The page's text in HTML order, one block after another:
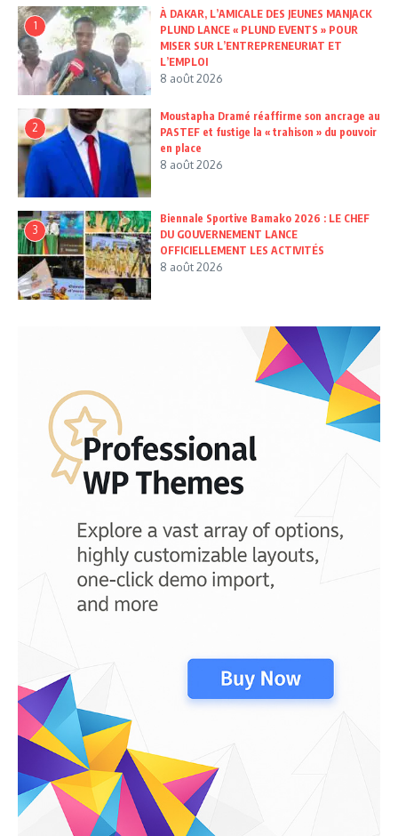
1
À DAKAR, L’AMICALE DES JEUNES MANJACK
PLUND LANCE « PLUND EVENTS » POUR
MISER SUR L’ENTREPRENEURIAT ET
L’EMPLOI
8 août 2026
2
Moustapha Dramé réaffirme son ancrage au
PASTEF et fustige la « trahison » du pouvoir
en place
8 août 2026
3
Biennale Sportive Bamako 2026 : LE CHEF
DU GOUVERNEMENT LANCE
OFFICIELLEMENT LES ACTIVITÉS
8 août 2026